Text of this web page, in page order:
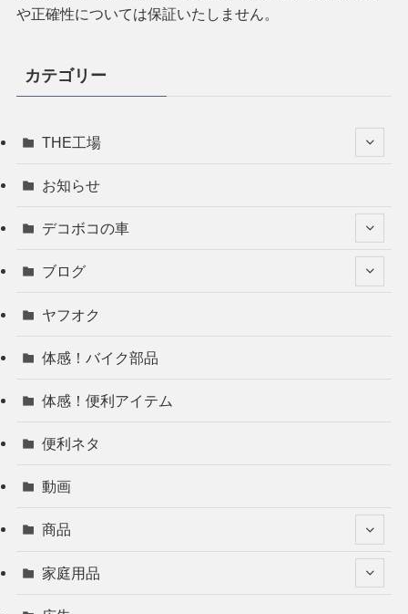
や正確性については保証いたしません。
カテゴリー
THE工場
お知らせ
デコボコの車
ブログ
ヤフオク
体感！バイク部品
体感！便利アイテム
便利ネタ
動画
商品
家庭用品